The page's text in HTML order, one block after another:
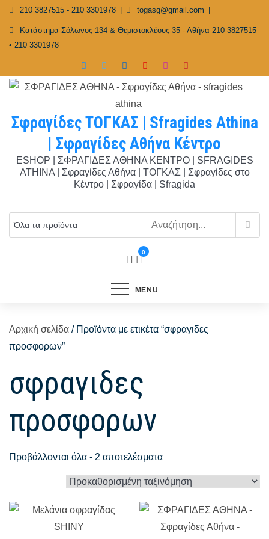
Skip
content
210 3827515 - 210 3301978 togasg@gmail.com
Κατάστημα Σόλωνος 134 & Θεμιστοκλέους 35 - Αθήνα 210 3827515
• 210 3301978
Σφραγίδες ΤΟΓΚΑΣ | Sfragides Athina
| Σφραγίδες Αθήνα Κέντρο
ESHOP | ΣΦΡΑΓΙΔΕΣ ΑΘΗΝΑ ΚΕΝΤΡΟ | SFRAGIDES
ATHINA | Σφραγίδες Αθήνα | ΤΟΓΚΑΣ | Σφραγίδες στο
Κέντρο | Σφραγίδα | Sfragida
0
MENU
Αρχική σελίδα / Προϊόντα με ετικέτα “σφραγιδες
προσφορων”
σφραγιδες
προσφορων
Προβάλλονται όλα - 2 αποτελέσματα